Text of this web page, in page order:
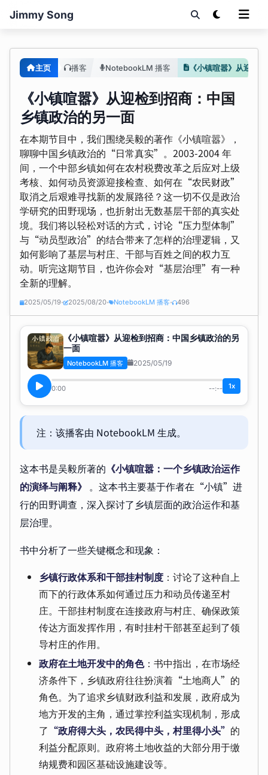
Jimmy Song
主页 播客 NotebookLM 播客
《小镇喧嚣》从迎检到招商：中国
乡镇政治的另一面
在本期节目中，我们围绕吴毅的著作《小镇喧嚣》，
聊聊中国乡镇政治的“日常真实”。2003-2004 年
间，一个中部乡镇如何在农村税费改革之后应对上级
考核、如何动员资源迎接检查、如何在“农民财政”
取消之后艰难寻找新的发展路径？这一切不仅是政治
学研究的田野现场，也折射出无数基层干部的真实处
境。我们将以轻松对话的方式，讨论“压力型体制”
与“动员型政治”的结合带来了怎样的治理逻辑，又
如何影响了基层与村庄、干部与百姓之间的权力互
动。听完这期节目，也许你会对“基层治理”有一种
全新的理解。
2025/05/19• 2025/08/20• NotebookLM 播客• 496
《小镇喧嚣》从迎检到招商：中国乡镇政治的另
一面
NotebookLM 播客 2025/05/19
0:00 --:-- 1x
注：该播客由 NotebookLM 生成。
这本书是吴毅所著的 《小镇喧嚣：一个乡镇政治运作
的演绎与阐释》 。这本书主要基于作者在“小镇”进
行的田野调查，深入探讨了乡镇层面的政治运作和基
层治理。
书中分析了一些关键概念和现象：
乡镇行政体系和干部挂村制度 ：讨论了这种自上
而下的行政体系如何通过压力和动员传递至村
庄。干部挂村制度在连接政府与村庄、确保政策
传达方面发挥作用，有时挂村干部甚至起到了领
导村庄的作用。
政府在土地开发中的角色：书中指出，在市场经
济条件下，乡镇政府往往扮演着“土地商人”的
角色。为了追求乡镇财政利益和发展，政府成为
地方开发的主角，通过掌控利益实现机制，形成
了 “政府得大头，农民得中头，村里得小头” 的
利益分配原则。政府将土地收益的大部分用于缴
纳规费和园区基础设施建设等。